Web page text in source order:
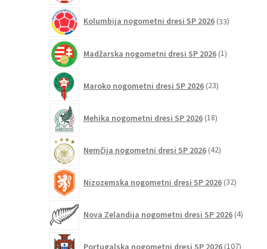
Kolumbija nogometni dresi SP 2026 33izdelkov
Madžarska nogometni dresi SP 2026 1izdelek
Maroko nogometni dresi SP 2026 23izdelkov
Mehika nogometni dresi SP 2026 18izdelkov
Nemčija nogometni dresi SP 2026 42izdelkov
Nizozemska nogometni dresi SP 2026 32izdelkov
Nova Zelandija nogometni dresi SP 2026 4izdelki
Portugalska nogometni dresi SP 2026 107